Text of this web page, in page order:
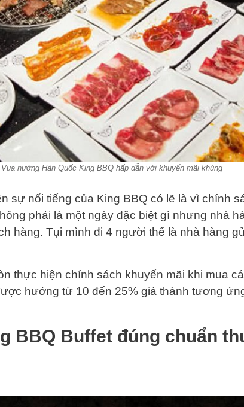
Vua nướng Hàn Quốc King BBQ hấp dẫn với khuyến mãi khủng
sự nổi tiếng của King BBQ có lẽ là vì chính
phải là một ngày đặc biệt gì nhưng nhà
hàng. Tụi mình đi 4 người thế là nhà hàng
thực hiện chính sách khuyến mãi khi mua
hưởng từ 10 đến 25% giá thành tương
BBQ Buffet đúng chuẩn